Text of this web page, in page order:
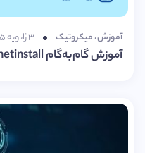
آموزش،میکروتیک ۳ ژانویه ۲۰۲۵
آموزش گام‌به‌گام netinstall روتر میکروتیک